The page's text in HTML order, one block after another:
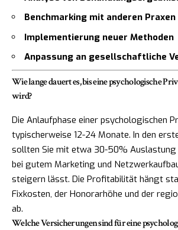
Benchmarking mit anderen Praxen
Implementierung neuer Methoden
Anpassung an gesellschaftliche
Wie lange dauert es, bis eine psychologische
wird?
Die Anlaufphase einer psychologischen
typischerweise 12-24 Monate. In den
sollten Sie mit etwa 30-50% Auslastung
bei gutem Marketing und
steigern lässt. Die Profitabilität hängt
Fixkosten, der Honorarhöhe und der
ab.
Welche Versicherungen sind für eine